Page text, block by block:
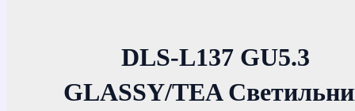
DLS-L137 GU5.3
GLASSY/TEA